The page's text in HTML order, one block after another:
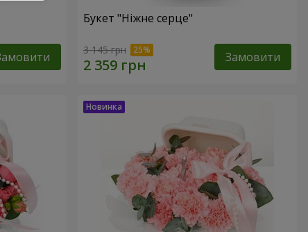
Букет "Ніжне серце"
3 145 грн Замовити